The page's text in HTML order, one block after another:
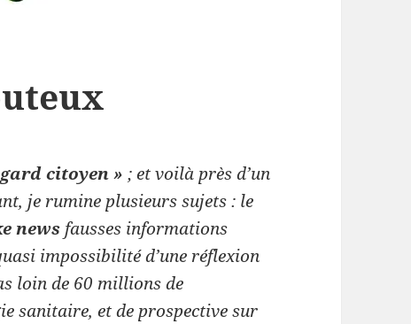
citoyen » ; et voilà près d’un
je rumine plusieurs sujets : le
news fausses informations
impossibilité d’une réflexion
loin de 60 millions de
sanitaire, et de prospective sur